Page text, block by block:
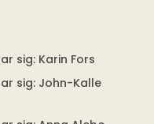
sig: Karin Fors
sig: John-Kalle